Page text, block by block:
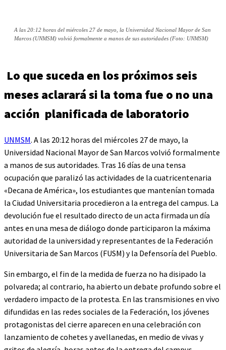
A las 20:12 horas del miércoles 27 de mayo, la Universidad Nacional Mayor de San
Marcos (UNMSM) volvió formalmente a manos de sus autoridades (Foto: UNMSM)
Lo que suceda en los próximos seis
meses aclarará si la toma fue o no una
acción planificada de laboratorio
UNMSM. A las 20:12 horas del miércoles 27 de mayo, la
Universidad Nacional Mayor de San Marcos volvió formalmente
a manos de sus autoridades. Tras 16 días de una tensa
ocupación que paralizó las actividades de la cuatricentenaria
«Decana de América», los estudiantes que mantenían tomada
la Ciudad Universitaria procedieron a la entrega del campus. La
devolución fue el resultado directo de un acta firmada un día
antes en una mesa de diálogo donde participaron la máxima
autoridad de la universidad y representantes de la Federación
Universitaria de San Marcos (FUSM) y la Defensoría del Pueblo.
Sin embargo, el fin de la medida de fuerza no ha disipado la
polvareda; al contrario, ha abierto un debate profundo sobre el
verdadero impacto de la protesta. En las transmisiones en vivo
difundidas en las redes sociales de la Federación, los jóvenes
protagonistas del cierre aparecen en una celebración con
lanzamiento de cohetes y avellanedas, en medio de vivas y